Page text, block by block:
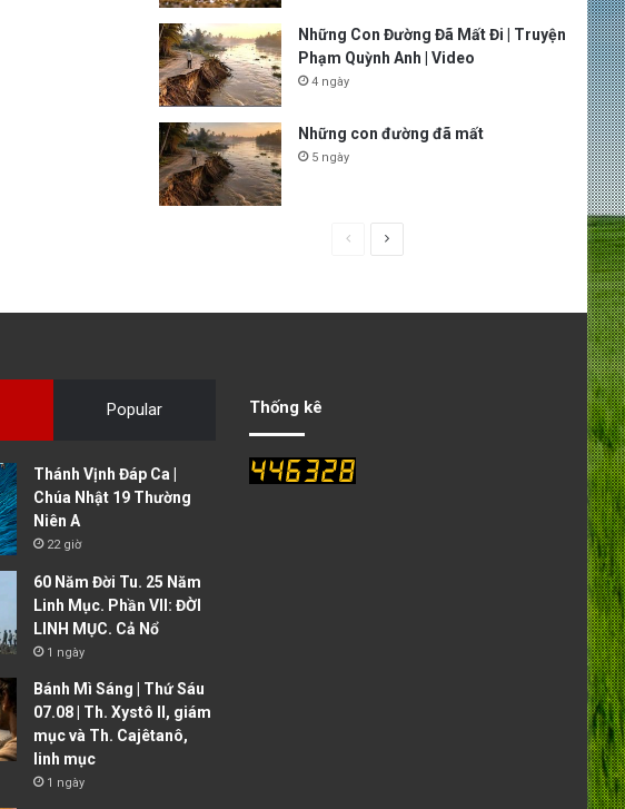
Những Con Đường Đã Mất Đi | Truyện
Phạm Quỳnh Anh | Video
4 ngày
Những con đường đã mất
5 ngày
s
p
Popular
Thánh Vịnh Đáp Ca |
Chúa Nhật 19 Thường
Niên A
22 giờ
60 Năm Đời Tu. 25 Năm
Linh Mục. Phần VII: ĐỜI
LINH MỤC. Cả Nổ
1 ngày
Bánh Mì Sáng | Thứ Sáu
07.08 | Th. Xystô II, giám
mục và Th. Cajêtanô,
linh mục
1 ngày
Thống kê